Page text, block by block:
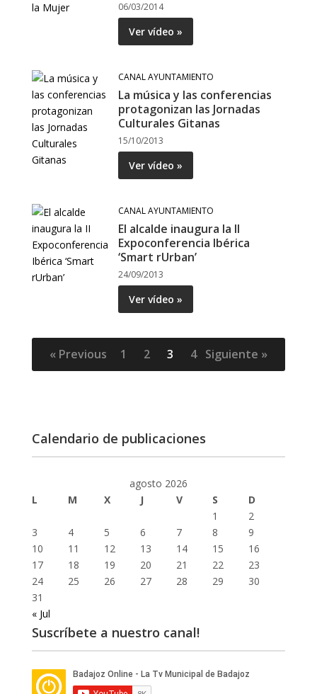
06/03/2014
Ver vídeo »
CANAL AYUNTAMIENTO
La música y las conferencias
protagonizan las Jornadas
Culturales Gitanas
15/10/2013
Ver vídeo »
CANAL AYUNTAMIENTO
El alcalde inaugura la II
Expoconferencia Ibérica
‘Smart rUrban’
24/09/2013
Ver vídeo »
« Previous 1 2 3 4 Siguiente »
Calendario de publicaciones
agosto 2026
L
M X J V S
D
1
2
3
4 5 6 7 8
9
10
11 12 13 14 15
16
17
18 19 20 21 22
23
24
25 26 27 28 29
30
31
« Jul
Suscríbete a nuestro canal!